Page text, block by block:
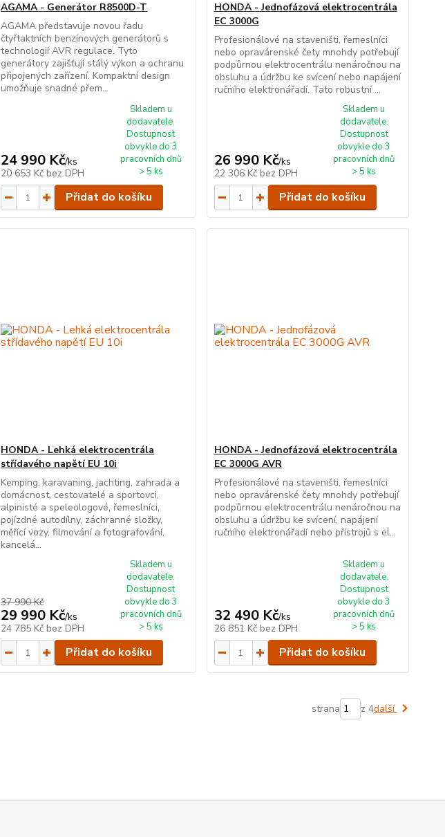
AGAMA - Generátor R8500D-T
AGAMA představuje novou řadu
čtyřtaktních benzínových generátorů s
technologií AVR regulace. Tyto
generátory zajišťují stálý výkon a ochranu
připojených zařízení. Kompaktní design
umožňuje snadné přem...
24 990 Kč/ks
20 653 Kč bez DPH
Skladem u
dodavatele.
Dostupnost
obvykle do 3
pracovních dnů
> 5 ks
Přidat do košíku
HONDA - Jednofázová elektrocentrála
EC 3000G
Profesionálové na staveništi, řemeslníci
nebo opravárenské čety mnohdy potřebují
podpůrnou elektrocentrálu nenáročnou na
obsluhu a údržbu ke svícení nebo napájení
ručního elektronářadí. Tato robustní ...
26 990 Kč/ks
22 306 Kč bez DPH
Skladem u
dodavatele.
Dostupnost
obvykle do 3
pracovních dnů
> 5 ks
Přidat do košíku
HONDA - Lehká elektrocentrála
střídavého napětí EU 10i
Kemping, karavaning, jachting, zahrada a
domácnost, cestovatelé a sportovci,
alpinisté a speleologové, řemeslníci,
pojízdné autodílny, záchranné složky,
měřící vozy, filmování a fotografování,
kancelá...
37 990 Kč
29 990 Kč/ks
24 785 Kč bez DPH
Skladem u
dodavatele.
Dostupnost
obvykle do 3
pracovních dnů
> 5 ks
Přidat do košíku
HONDA - Jednofázová elektrocentrála
EC 3000G AVR
Profesionálové na staveništi, řemeslníci
nebo opravárenské čety mnohdy potřebují
podpůrnou elektrocentrálu nenáročnou na
obsluhu a údržbu ke svícení, napájení
ručního elektronářadí nebo přístrojů s el...
32 490 Kč/ks
26 851 Kč bez DPH
Skladem u
dodavatele.
Dostupnost
obvykle do 3
pracovních dnů
> 5 ks
Přidat do košíku
strana z 4další